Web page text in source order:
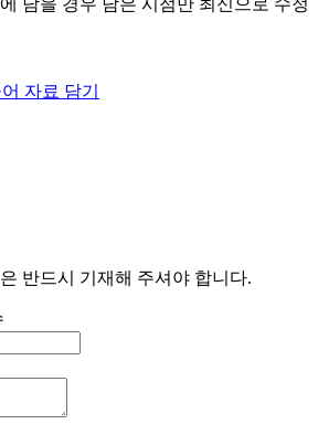
자료 담기
반드시 기재해 주셔야 합니다.